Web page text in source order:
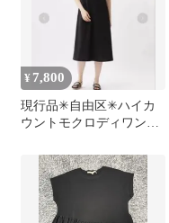
¥ 7,800
現行品✳︎自由区✳︎ハイカ
ウントモクロディワンピ
ット吸水速乾